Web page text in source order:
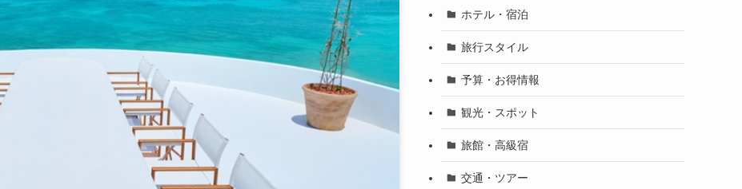
ホテル・宿泊
旅行スタイル
予算・お得情報
観光・スポット
旅館・高級宿
交通・ツアー